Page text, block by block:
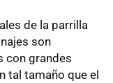
de la parrilla
son
con grandes
tal tamaño que el